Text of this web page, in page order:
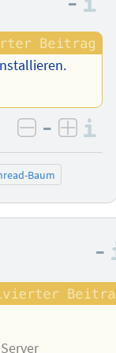
negativ
–
Baum
–